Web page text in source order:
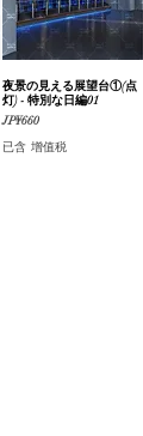
快速瀏覽
夜景の見える展望台①(点
灯) - 特別な日編01
價格
JP¥660
已含 增值税